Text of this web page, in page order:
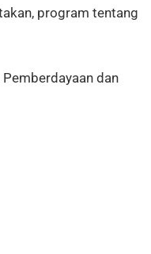
program tentang
dan